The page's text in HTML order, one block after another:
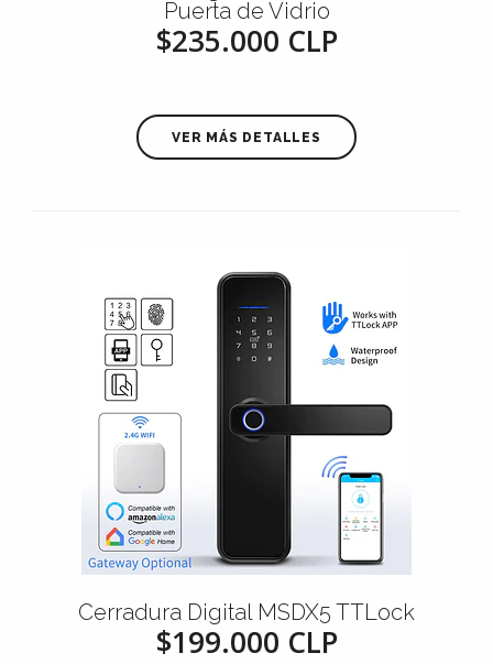
Puerta de Vidrio
$235.000 CLP
VER MÁS DETALLES
Cerradura Digital MSDX5 TTLock
$199.000 CLP